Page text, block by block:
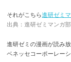
それがこちら進研ゼミ
出典：進研ゼミマンガ
進研ゼミの漫画が読み放
ベネッセコーポーレー